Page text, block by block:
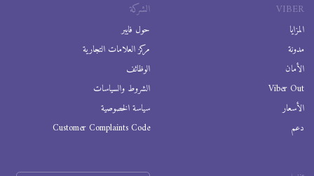
VIBER
المزايا
مدونة
الأمان
Viber Out
الأسعار
دعم
الشركة
حول فايبر
مركز العلامات التجارية
الوظائف
الشروط والسياسات
سياسة الخصوصية
Customer Complaints Code